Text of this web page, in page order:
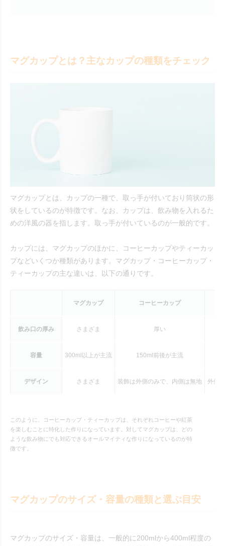
マグカップとは？主なカップの種類をチェック
マグカップとは、カップの一種で、取っ手が付いており筒状の形
状をしているのが特徴です。なお、カップは、飲み物を入れるた
めの洋風の器を指します。取っ手が付いているのが一般的です。
カップには、マグカップのほかに、コーヒーカップやティーカッ
プなどいくつか種類があります。マグカップ・コーヒーカップ・
ティーカップの主な違いは、以下の通りです。
マグカップ コーヒーカップ
飲み口の厚み さまざま 厚い
容量 300ml以上が主流 150ml前後が主流
デザイン さまざま 装飾は外側のみで、内側は無地 外側
このように、コーヒーカップ・ティーカップは、それぞれコーヒーや紅茶
を楽しむことに特化した作りになっています。対してマグカップは、どの
ような飲み物にでも対応できるオールマイティな作りになっているのが特
徴です。
マグカップのサイズ・容量の種類と選ぶ目安
マグカップのサイズ・容量は、一般的に200mlから400ml程度の